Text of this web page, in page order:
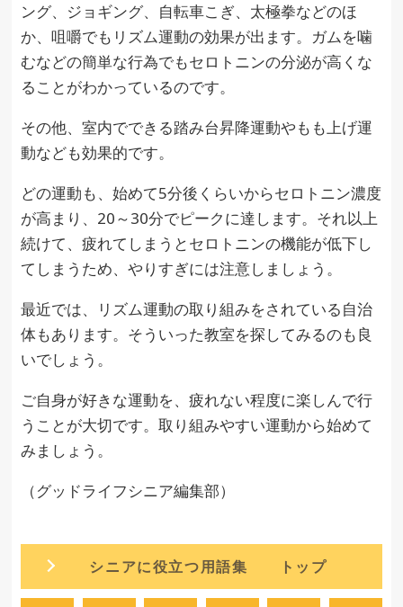
ング、ジョギング、自転車こぎ、太極拳などのほ
か、咀嚼でもリズム運動の効果が出ます。ガムを噛
むなどの簡単な行為でもセロトニンの分泌が高くな
ることがわかっているのです。
その他、室内でできる踏み台昇降運動やもも上げ運
動なども効果的です。
どの運動も、始めて5分後くらいからセロトニン濃度
が高まり、20～30分でピークに達します。それ以上
続けて、疲れてしまうとセロトニンの機能が低下し
てしまうため、やりすぎには注意しましょう。
最近では、リズム運動の取り組みをされている自治
体もあります。そういった教室を探してみるのも良
いでしょう。
ご自身が好きな運動を、疲れない程度に楽しんで行
うことが大切です。取り組みやすい運動から始めて
みましょう。
（グッドライフシニア編集部）
シニアに役立つ用語集 トップ